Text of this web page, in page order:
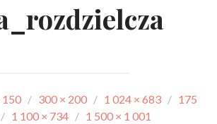
150 / 300 × 200 / 1 024 × 683 / 175
/ 1 100 × 734 / 1 500 × 1 001